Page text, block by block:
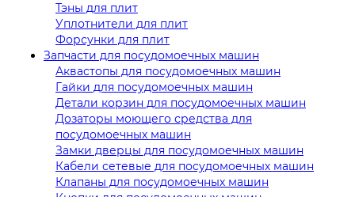
Тэны для плит
Уплотнители для плит
Форсунки для плит
Запчасти для посудомоечных машин
Аквастопы для посудомоечных машин
Гайки для посудомоечных машин
Детали корзин для посудомоечных машин
Дозаторы моющего средства для
посудомоечных машин
Замки дверцы для посудомоечных машин
Кабели сетевые для посудомоечных машин
Клапаны для посудомоечных машин